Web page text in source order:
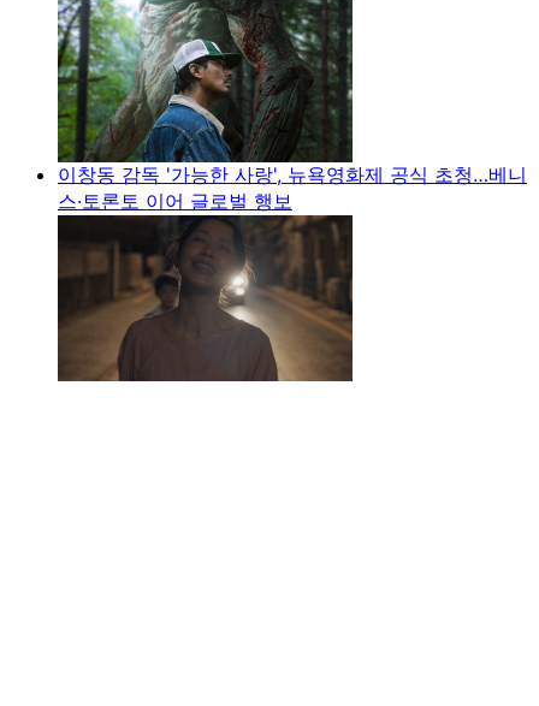
이창동 감독 '가능한 사랑', 뉴욕영화제 공식 초청…베니
스·토론토 이어 글로벌 행보